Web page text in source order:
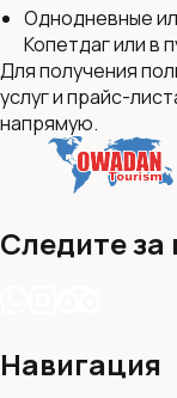
Однодневные
Копетдаг или в
Для получения
услуг и прайс-
напрямую.
Следите за
Навигация